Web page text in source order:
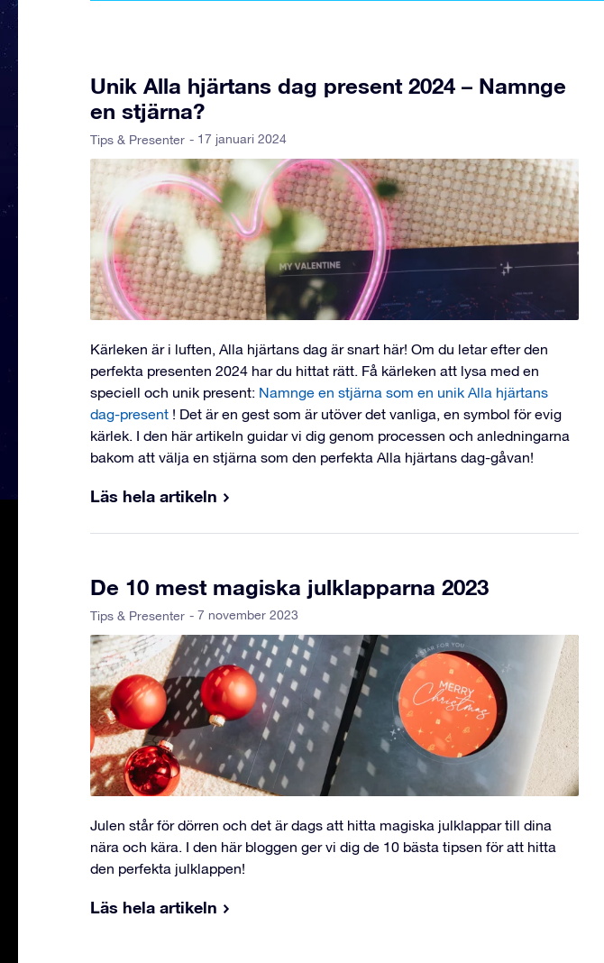
Unik Alla hjärtans dag present 2024 – Namnge
en stjärna?
Tips & Presenter - 17 januari 2024
Kärleken är i luften, Alla hjärtans dag är snart här! Om du letar efter den
perfekta presenten 2024 har du hittat rätt. Få kärleken att lysa med en
speciell och unik present: Namnge en stjärna som en unik Alla hjärtans
dag-present ! Det är en gest som är utöver det vanliga, en symbol för evig
kärlek. I den här artikeln guidar vi dig genom processen och anledningarna
bakom att välja en stjärna som den perfekta Alla hjärtans dag-gåvan!
Läs hela artikeln
De 10 mest magiska julklapparna 2023
Tips & Presenter - 7 november 2023
Julen står för dörren och det är dags att hitta magiska julklappar till dina
nära och kära. I den här bloggen ger vi dig de 10 bästa tipsen för att hitta
den perfekta julklappen!
Läs hela artikeln